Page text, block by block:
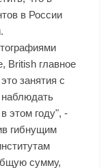
в России
British главное
занятия с
этом году", -
гибнущим
сумму,